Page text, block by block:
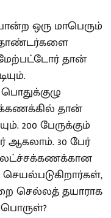
ஒரு மாபெரும்
மேற்பட்டோர் தான்
தான்
200 பேருக்கும்
ஆகலாம். 30 பேர்
செல்லத் தயாராக